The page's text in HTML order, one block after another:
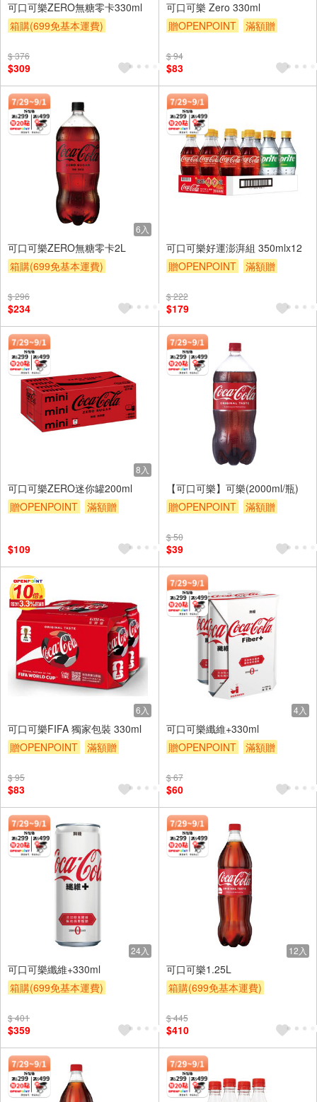
可口可樂ZERO無糖零卡330ml
箱購(699免基本運費)
滿額9折
$ 376
$309
可口可樂 Zero 330ml
贈OPENPOINT
滿額贈
$ 94
$83
6入
可口可樂ZERO無糖零卡2L
箱購(699免基本運費)
滿額9折
$ 296
$234
可口可樂好運澎湃組 350mlx12
贈OPENPOINT
滿額贈
$ 222
$179
8入
可口可樂ZERO迷你罐200ml
贈OPENPOINT
滿額贈
$109
【可口可樂】可樂(2000ml/瓶)
贈OPENPOINT
滿額贈
$ 50
$39
6入
可口可樂FIFA 獨家包裝 330ml
贈OPENPOINT
滿額贈
$ 95
$83
4入
可口可樂纖維+330ml
贈OPENPOINT
滿額贈
$ 67
$60
24入
可口可樂纖維+330ml
箱購(699免基本運費)
滿額9折
$ 401
$359
12入
可口可樂1.25L
箱購(699免基本運費)
滿額9折
$ 445
$410